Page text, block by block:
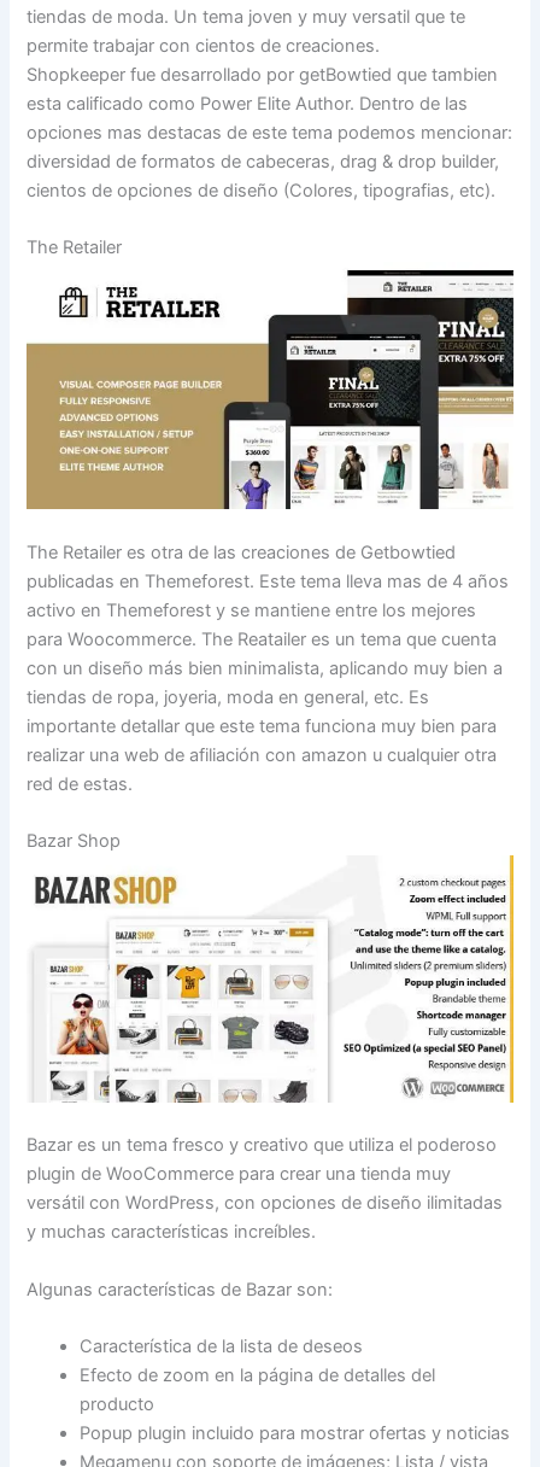
tiendas de moda. Un tema joven y muy versatil que te
permite trabajar con cientos de creaciones.
Shopkeeper fue desarrollado por getBowtied que tambien
esta calificado como Power Elite Author. Dentro de las
opciones mas destacas de este tema podemos mencionar:
diversidad de formatos de cabeceras, drag & drop builder,
cientos de opciones de diseño (Colores, tipografias, etc).
The Retailer
The Retailer es otra de las creaciones de Getbowtied
publicadas en Themeforest. Este tema lleva mas de 4 años
activo en Themeforest y se mantiene entre los mejores
para Woocommerce. The Reatailer es un tema que cuenta
con un diseño más bien minimalista, aplicando muy bien a
tiendas de ropa, joyeria, moda en general, etc. Es
importante detallar que este tema funciona muy bien para
realizar una web de afiliación con amazon u cualquier otra
red de estas.
Bazar Shop
Bazar es un tema fresco y creativo que utiliza el poderoso
plugin de WooCommerce para crear una tienda muy
versátil con WordPress, con opciones de diseño ilimitadas
y muchas características increíbles.
Algunas características de Bazar son:
Característica de la lista de deseos
Efecto de zoom en la página de detalles del
producto
Popup plugin incluido para mostrar ofertas y noticias
Megamenu con soporte de imágenes; Lista / vista